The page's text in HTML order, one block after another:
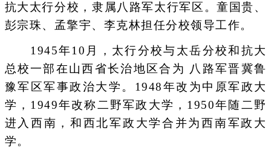
抗大太行分校，隶属八路军太行军区。童国贵、
彭宗珠、孟擎宇、李克林担任分校领导工作。
1945年10月，太行分校与太岳分校和抗大
总校一部在山西省长治地区合为 八路军晋冀鲁
豫军区军事政治大学。1948年改为中原军政大
学，1949年改称二野军政大学，1950年随二野
进入西南，和西北军政大学合并为西南军政大
学。